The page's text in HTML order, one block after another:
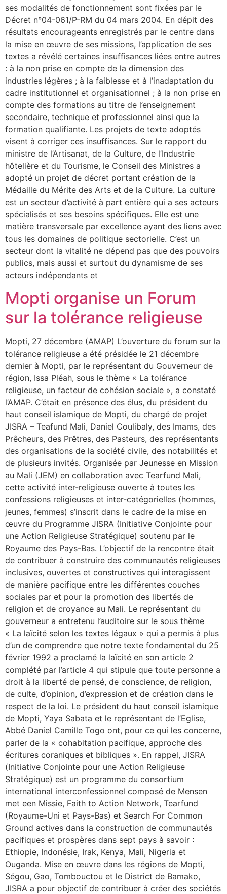
ses modalités de fonctionnement sont fixées par le
Décret n°04-061/P-RM du 04 mars 2004. En dépit des
résultats encourageants enregistrés par le centre dans
la mise en œuvre de ses missions, l’application de ses
textes a révélé certaines insuffisances liées entre autres
: à la non prise en compte de la dimension des
industries légères ; à la faiblesse et à l’inadaptation du
cadre institutionnel et organisationnel ; à la non prise en
compte des formations au titre de l’enseignement
secondaire, technique et professionnel ainsi que la
formation qualifiante. Les projets de texte adoptés
visent à corriger ces insuffisances. Sur le rapport du
ministre de l’Artisanat, de la Culture, de l’Industrie
hôtelière et du Tourisme, le Conseil des Ministres a
adopté un projet de décret portant création de la
Médaille du Mérite des Arts et de la Culture. La culture
est un secteur d’activité à part entière qui a ses acteurs
spécialisés et ses besoins spécifiques. Elle est une
matière transversale par excellence ayant des liens avec
tous les domaines de politique sectorielle. C’est un
secteur dont la vitalité ne dépend pas que des pouvoirs
publics, mais aussi et surtout du dynamisme de ses
acteurs indépendants et
Mopti organise un Forum
sur la tolérance religieuse
Mopti, 27 décembre (AMAP) L’ouverture du forum sur la
tolérance religieuse a été présidée le 21 décembre
dernier à Mopti, par le représentant du Gouverneur de
région, Issa Pléah, sous le thème « La tolérance
religieuse, un facteur de cohésion sociale », a constaté
l’AMAP. C’était en présence des élus, du président du
haut conseil islamique de Mopti, du chargé de projet
JISRA – Teafund Mali, Daniel Coulibaly, des Imams, des
Prêcheurs, des Prêtres, des Pasteurs, des représentants
des organisations de la société civile, des notabilités et
de plusieurs invités. Organisée par Jeunesse en Mission
au Mali (JEM) en collaboration avec Tearfund Mali,
cette activité inter-religieuse ouverte à toutes les
confessions religieuses et inter-catégorielles (hommes,
jeunes, femmes) s’inscrit dans le cadre de la mise en
œuvre du Programme JISRA (Initiative Conjointe pour
une Action Religieuse Stratégique) soutenu par le
Royaume des Pays-Bas. L’objectif de la rencontre était
de contribuer à construire des communautés religieuses
inclusives, ouvertes et constructives qui interagissent
de manière pacifique entre les différentes couches
sociales par et pour la promotion des libertés de
religion et de croyance au Mali. Le représentant du
gouverneur a entretenu l’auditoire sur le sous thème
« La laïcité selon les textes légaux » qui a permis à plus
d’un de comprendre que notre texte fondamental du 25
février 1992 a proclamé la laïcité en son article 2
complété par l’article 4 qui stipule que toute personne a
droit à la liberté de pensé, de conscience, de religion,
de culte, d’opinion, d’expression et de création dans le
respect de la loi. Le président du haut conseil islamique
de Mopti, Yaya Sabata et le représentant de l’Eglise,
Abbé Daniel Camille Togo ont, pour ce qui les concerne,
parler de la « cohabitation pacifique, approche des
écritures coraniques et bibliques ». En rappel, JISRA
(Initiative Conjointe pour une Action Religieuse
Stratégique) est un programme du consortium
international interconfessionnel composé de Mensen
met een Missie, Faith to Action Network, Tearfund
(Royaume-Uni et Pays-Bas) et Search For Common
Ground actives dans la construction de communautés
pacifiques et prospères dans sept pays à savoir :
Ethiopie, Indonésie, Irak, Kenya, Mali, Nigeria et
Ouganda. Mise en œuvre dans les régions de Mopti,
Ségou, Gao, Tombouctou et le District de Bamako,
JISRA a pour objectif de contribuer à créer des sociétés